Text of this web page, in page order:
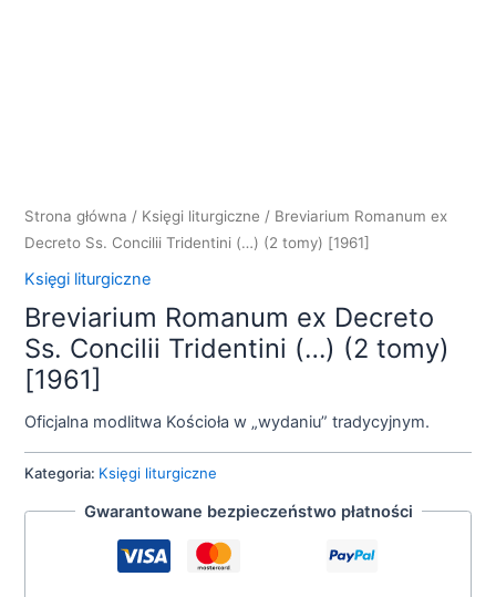
Strona główna / Księgi liturgiczne / Breviarium Romanum ex
Decreto Ss. Concilii Tridentini (…) (2 tomy) [1961]
Księgi liturgiczne
Breviarium Romanum ex Decreto
Ss. Concilii Tridentini (…) (2 tomy)
[1961]
Oficjalna modlitwa Kościoła w „wydaniu” tradycyjnym.
Kategoria: Księgi liturgiczne
Gwarantowane bezpieczeństwo płatności